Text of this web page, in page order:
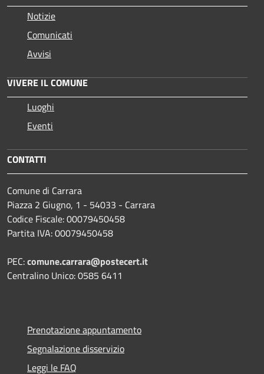
Notizie
Comunicati
Avvisi
VIVERE IL COMUNE
Luoghi
Eventi
CONTATTI
Comune di Carrara
Piazza 2 Giugno, 1 - 54033 - Carrara
Codice Fiscale: 00079450458
Partita IVA: 00079450458
PEC:comune.carrara@postecert.it
Centralino Unico: 0585 6411
Prenotazione appuntamento
Segnalazione disservizio
Leggi le FAQ